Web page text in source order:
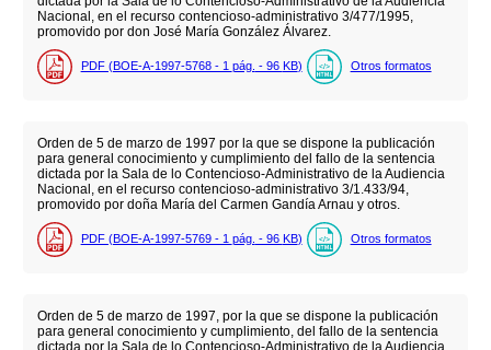
Nacional, en el recurso contencioso-administrativo 3/477/1995,
promovido por don José María González Álvarez.
PDF (BOE-A-1997-5768 - 1 pág. - 96 KB) Otros formatos
Orden de 5 de marzo de 1997 por la que se dispone la publicación
para general conocimiento y cumplimiento del fallo de la sentencia
dictada por la Sala de lo Contencioso-Administrativo de la Audiencia
Nacional, en el recurso contencioso-administrativo 3/1.433/94,
promovido por doña María del Carmen Gandía Arnau y otros.
PDF (BOE-A-1997-5769 - 1 pág. - 96 KB) Otros formatos
Orden de 5 de marzo de 1997, por la que se dispone la publicación
para general conocimiento y cumplimiento, del fallo de la sentencia